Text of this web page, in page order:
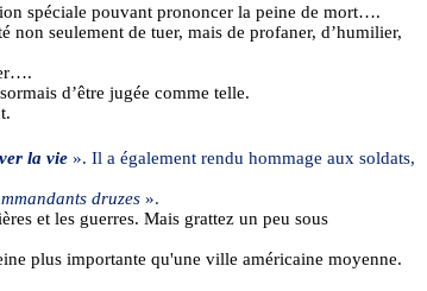
spéciale pouvant prononcer la peine de mort….
non seulement de tuer, mais de profaner, d’humilier,
….
d’être jugée comme telle.
la vie ». Il a également rendu hommage aux soldats,
druzes ».
et les guerres. Mais grattez un peu sous
plus importante qu'une ville américaine moyenne.